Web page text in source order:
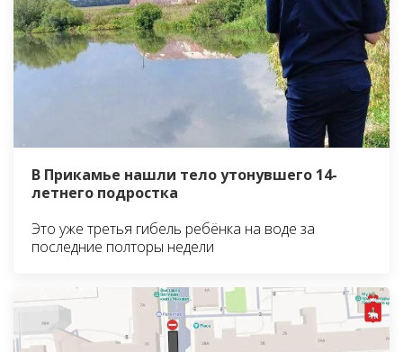
В Прикамье нашли тело утонувшего 14-
летнего подростка
Это уже третья гибель ребёнка на воде за
последние полторы недели